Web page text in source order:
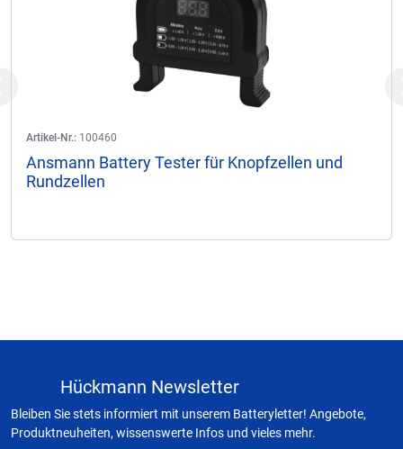
Artikel-Nr.: 100460
Ansmann Battery Tester für Knopfzellen und
Rundzellen
Hückmann Newsletter
Bleiben Sie stets informiert mit unserem Batteryletter! Angebote,
Produktneuheiten, wissenswerte Infos und vieles mehr.